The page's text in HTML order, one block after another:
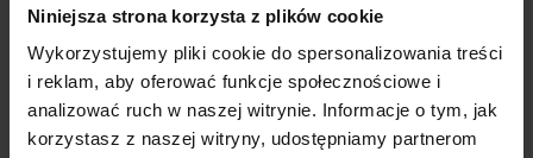
Niniejsza strona korzysta z plików cookie
Wykorzystujemy pliki cookie do spersonalizowania treści
i reklam, aby oferować funkcje społecznościowe i
analizować ruch w naszej witrynie. Informacje o tym, jak
korzystasz z naszej witryny, udostępniamy partnerom
najnowszej kolekcji
ozdób świątecznych od